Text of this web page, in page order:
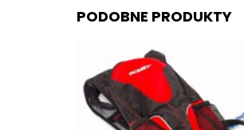
PODOBNE PRODUKTY